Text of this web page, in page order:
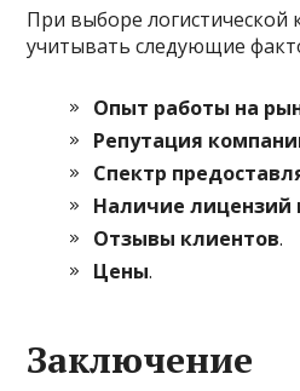
При выборе логистической
учитывать следующие
Опыт работы на
Репутация
Спектр
Наличие лицензий
Отзывы клиентов.
Цены.
Заключение